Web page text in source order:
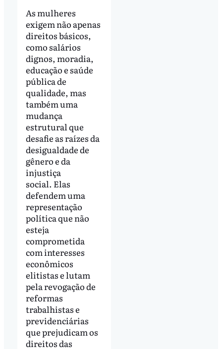
As mulheres
exigem não apenas
direitos básicos,
como salários
dignos, moradia,
educação e saúde
pública de
qualidade, mas
também uma
mudança
estrutural que
desafie as raízes da
desigualdade de
gênero e da
injustiça
social. Elas
defendem uma
representação
política que não
esteja
comprometida
com interesses
econômicos
elitistas e lutam
pela revogação de
reformas
trabalhistas e
previdenciárias
que prejudicam os
direitos das